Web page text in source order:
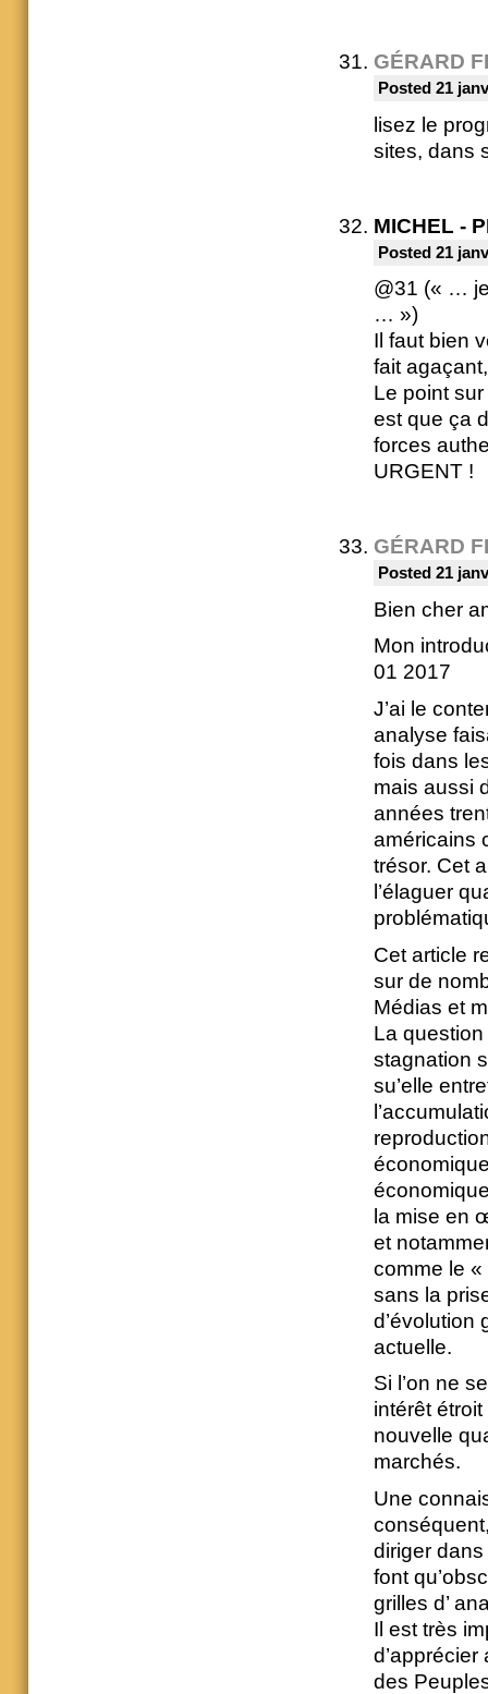
GÉRARD
Posted 21
lisez le
sites, dans
MICHEL -
Posted 21
@31 (« …
… »)
Il faut bien
fait
Le point
est que ça
forces
URGENT !
GÉRARD
Posted 21
Bien cher
Mon
01 2017
J’ai le
analyse
fois dans
mais aussi
années
américains
trésor. Cet
l’élaguer
Cet article
sur de
Médias et
La
stagnation
su’elle
la mise en
et
comme le
sans la
d’évolution
actuelle.
Si l’on ne
intérêt
nouvelle
marchés.
Une
diriger
font
grilles d’
Il est très
des